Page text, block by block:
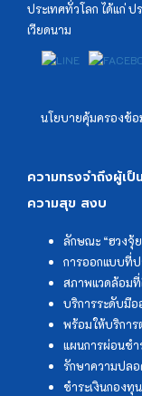
สุสานน้ำท่วม เรื่
ฮวงซุ้ยพรีเมี่ย
ฮวงซุ้ยที่ดีที่สุด
เลข 88 ที่ซ่อนอ
วันเกิดบอกนิสัย
แซกี คืออะไร
ประเทศทั่วโลก ได้แก่ ป
เวียดนาม
นโยบายคุ้มครองข้
ความทรงจำถึงผู้เ
ความสุข สงบ
ลักษณะ “ฮวงจุ้ย
การออกแบบที่
สภาพแวดล้อม
บริการระดับมื
พร้อมให้บริกา
แผนการผ่อนชำ
รักษาความปล
ชำระเงินกองทุ